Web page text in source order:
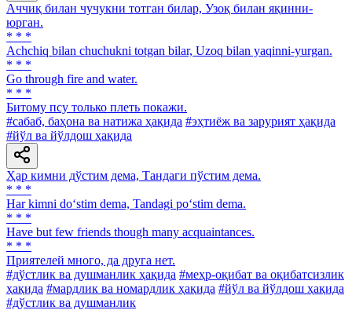
Аччиқ билан чучукни тотган билар, Узоқ билан яқинни-
юрган.
* * *
Achchiq bilan chuchukni totgan bilar, Uzoq bilan yaqinni-yurgan.
* * *
Go through fire and water.
* * *
Битому псу только плеть покажи.
#сабаб, баҳона ва натижа ҳақида #эҳтиёж ва зарурият ҳақида
#йўл ва йўлдош ҳақида
Ҳар кимни дўстим дема, Тандаги пўстим дема.
* * *
Har kimni do‘stim dema, Tandagi po‘stim dema.
* * *
Have but few friends though many acquaintances.
* * *
Приятелей много, да друга нет.
#дўстлик ва душманлик ҳақида #меҳр-оқибат ва оқибатсизлик
ҳақида #мардлик ва номардлик ҳақида #йўл ва йўлдош ҳақида
#дўстлик ва душманлик